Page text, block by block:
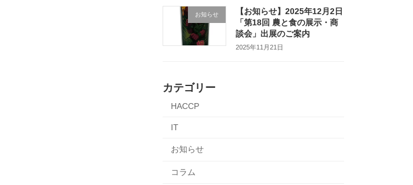
お知らせ
【お知らせ】2025年12月2日
「第18回 農と食の展示・商
談会」出展のご案内
2025年11月21日
カテゴリー
HACCP
IT
お知らせ
コラム